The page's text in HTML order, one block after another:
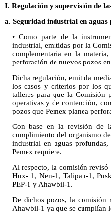
I. Regulación y supervisión de
a. Seguridad industrial en aguas
• Como parte de la
industrial, emitidas por la
complementaria en la
perforación de nuevos pozos
Dicha regulación, emitida
los casos y criterios por los
talleres para que la Comisión
operativas y de contención,
pozos que Pemex planea
Con base en la revisión de
cumplimiento del organismo
industrial en aguas
Pemex requiere.
Al respecto, la comisión
Hux- 1, Nen-1, Talipau-1,
PEP-1 y Ahawbil-1.
De dichos pozos, la comisión
Ahawbil-1 ya que se cumplían